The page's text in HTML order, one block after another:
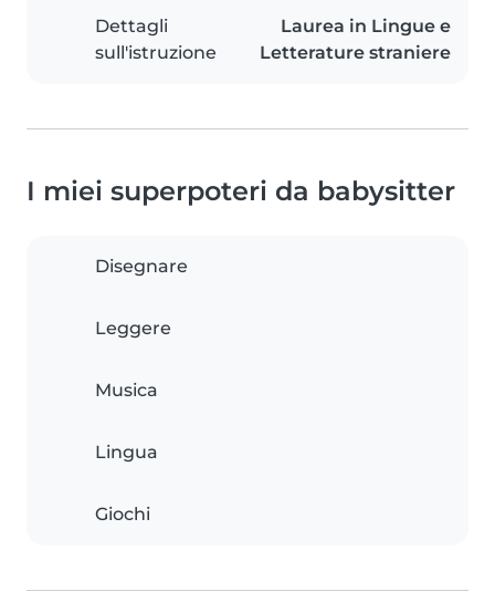
Dettagli
sull'istruzione
Laurea in Lingue e
Letterature straniere
I miei superpoteri da babysitter
Disegnare
Leggere
Musica
Lingua
Giochi